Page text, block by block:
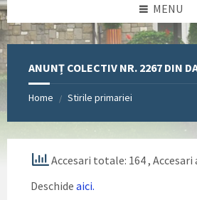
MENU
ANUNȚ COLECTIV NR. 2267 DIN
Home / Stirile primariei
Accesari totale: 164, Accesari
Deschide aici.